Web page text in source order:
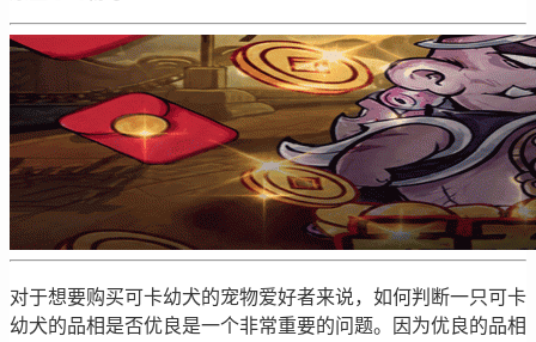
对于想要购买可卡幼犬的宠物爱好者来说，如何判断一只可卡
幼犬的品相是否优良是一个非常重要的问题。因为优良的品相